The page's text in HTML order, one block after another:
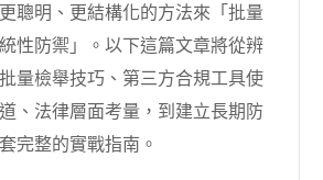
聰明、更結構化的方法來「批量
性防禦」。以下這篇文章將從辨
量檢舉技巧、第三方合規工具使
、法律層面考量，到建立長期防
完整的實戰指南。